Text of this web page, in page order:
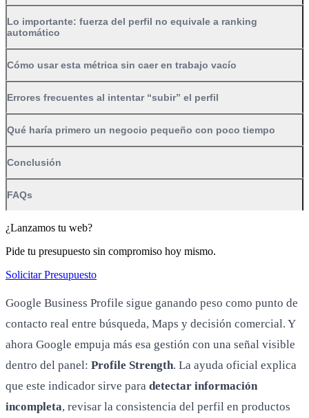
Lo importante: fuerza del perfil no equivale a ranking
automático
Cómo usar esta métrica sin caer en trabajo vacío
Errores frecuentes al intentar “subir” el perfil
Qué haría primero un negocio pequeño con poco tiempo
Conclusión
FAQs
¿Lanzamos tu web?
Pide tu presupuesto sin compromiso hoy mismo.
Solicitar Presupuesto
Google Business Profile sigue ganando peso como punto de
contacto real entre búsqueda, Maps y decisión comercial. Y
ahora Google empuja más esa gestión con una señal visible
dentro del panel: Profile Strength. La ayuda oficial explica
que este indicador sirve para detectar información
incompleta, revisar la consistencia del perfil en productos